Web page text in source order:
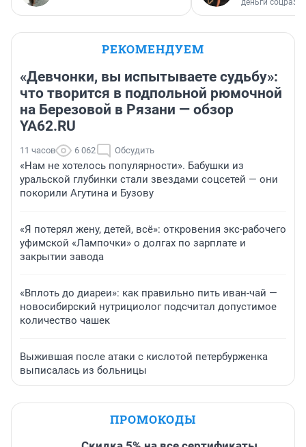
деньги
РЕКОМЕНДУЕМ
«Девчонки, вы испытываете судьбу»:
что творится в подпольной рюмочной
на Березовой в Рязани — обзор
YA62.RU
11 часов 6 062 Обсудить
«Нам не хотелось популярности». Бабушки из
уральской глубинки стали звездами соцсетей — они
покорили Агутина и Бузову
«Я потерял жену, детей, всё»: откровения экс-рабочего
уфимской «Лампочки» о долгах по зарплате и
закрытии завода
«Вплоть до диареи»: как правильно пить иван-чай —
новосибирский нутрициолог подсчитал допустимое
количество чашек
Выжившая после атаки с кислотой петербурженка
выписалась из больницы
ПРОМОКОДЫ